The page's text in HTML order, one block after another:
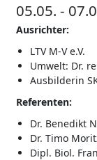
05.05. -
Ausrichter:
LTV M-V e.V.
Umwelt: Dr.
Ausbilderin
Referenten:
Dr. Benedikt
Dr. Timo
Dipl. Biol.